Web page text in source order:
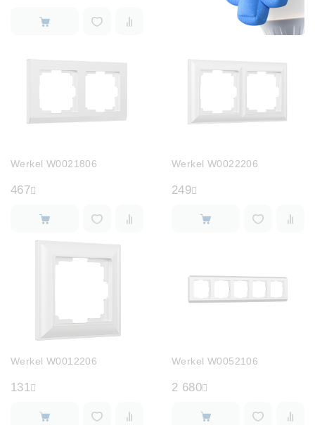
Werkel W0021806
467
Werkel W0022206
249
Werkel W0012206
131
Werkel W0052106
2 680